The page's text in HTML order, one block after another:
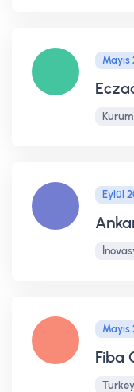
Mayıs
Eylül
Mayıs
Fiba
Turkey